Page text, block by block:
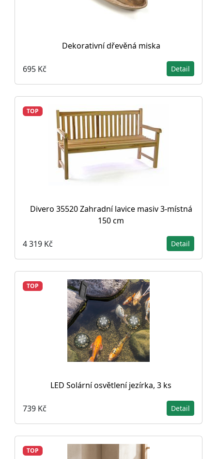
Dekorativní dřevěná miska
695 Kč Detail
TOP
Divero 35520 Zahradní lavice masiv 3-místná
150 cm
4 319 Kč Detail
TOP
LED Solární osvětlení jezírka, 3 ks
739 Kč Detail
TOP